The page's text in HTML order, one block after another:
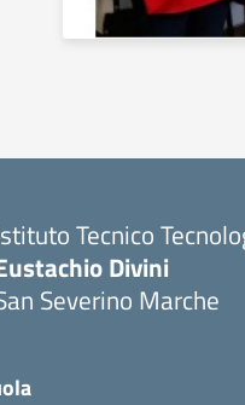
Tecnico
Divini
Severino Marche